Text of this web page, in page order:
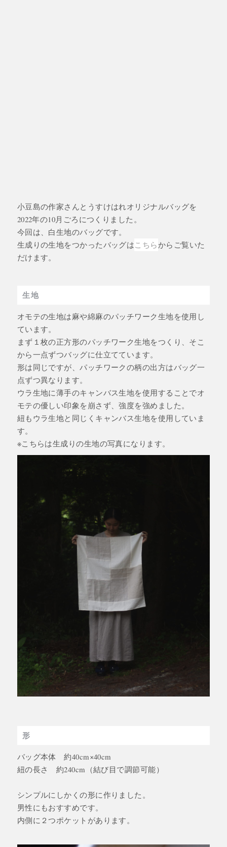
小豆島の作家さんとうすけはれオリジナルバッグを
2022年の10月ごろにつくりました。
今回は、白生地のバッグです。
生成りの生地をつかったバッグはこちら からご覧いた
だけます。
生地
オモテの生地は麻や綿麻のパッチワーク生地を使用し
ています。
まず１枚の正方形のパッチワーク生地をつくり、そこ
から一点ずつバッグに仕立てています。
形は同じですが、パッチワークの柄の出方はバッグ一
点ずつ異なります。
ウラ生地に薄手のキャンバス生地を使用することでオ
モテの優しい印象を崩さず、強度を強めました。
紐もウラ生地と同じくキャンバス生地を使用していま
す。
※こちらは生成りの生地の写真になります。
形
バッグ本体 約40cm×40cm
紐の長さ 約240cm（結び目で調節可能）
シンプルにしかくの形に作りました。
男性にもおすすめです。
内側に２つポケットがあります。